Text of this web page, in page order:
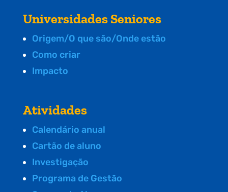
Universidades Seniores
Origem/O que são/Onde estão
Como criar
Impacto
Atividades
Calendário anual
Cartão de aluno
Investigação
Programa de Gestão